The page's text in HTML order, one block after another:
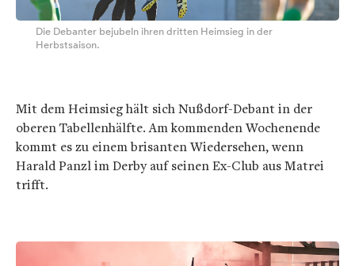
Die Debanter bejubeln ihren dritten Heimsieg in der
Herbstsaison.
Mit dem Heimsieg hält sich Nußdorf-Debant in der
oberen Tabellenhälfte. Am kommenden Wochenende
kommt es zu einem brisanten Wiedersehen, wenn
Harald Panzl im Derby auf seinen Ex-Club aus Matrei
trifft.